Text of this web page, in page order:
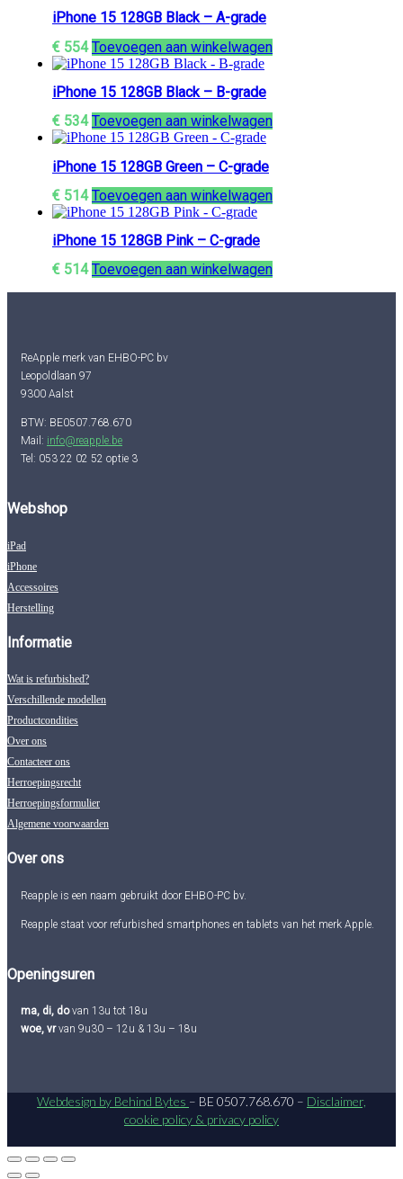
iPhone 15 128GB Black – A-grade
€ 554 Toevoegen aan winkelwagen
iPhone 15 128GB Black – B-grade
€ 534 Toevoegen aan winkelwagen
iPhone 15 128GB Green – C-grade
€ 514 Toevoegen aan winkelwagen
iPhone 15 128GB Pink – C-grade
€ 514 Toevoegen aan winkelwagen
ReApple merk van EHBO-PC bv
Leopoldlaan 97
9300 Aalst
BTW: BE0507.768.670
Mail: info@reapple.be
Tel: 053 22 02 52 optie 3
Webshop
iPad
iPhone
Accessoires
Herstelling
Informatie
Wat is refurbished?
Verschillende modellen
Productcondities
Over ons
Contacteer ons
Herroepingsrecht
Herroepingsformulier
Algemene voorwaarden
Over ons
Reapple is een naam gebruikt door EHBO-PC bv.
Reapple staat voor refurbished smartphones en tablets van het merk Apple.
Openingsuren
ma, di, dovan 13u tot 18u
woe, vrvan 9u30 – 12u & 13u – 18u
Webdesign by Behind Bytes – BE 0507.768.670 – Disclaimer,
cookie policy & privacy policy